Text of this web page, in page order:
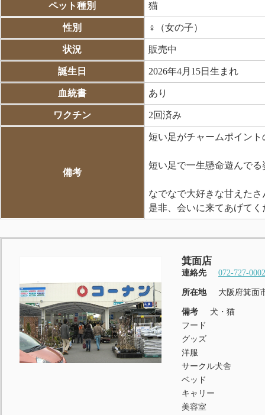
ペット種別 猫
性別 ♀（女の子）
状況 販売中
誕生日 2026年4月15日生まれ
血統書 あり
ワクチン 2回済み
備考
短い足がチャームポイン
短い足で一生懸命遊んで
なでなで大好きな甘えた
是非、会いに来てあげてく
箕面店
連絡先 072-727-0002
所在地 大阪府箕面
備考
犬・猫
フード
グッズ
洋服
サークル犬舎
ベッド
キャリー
美容室